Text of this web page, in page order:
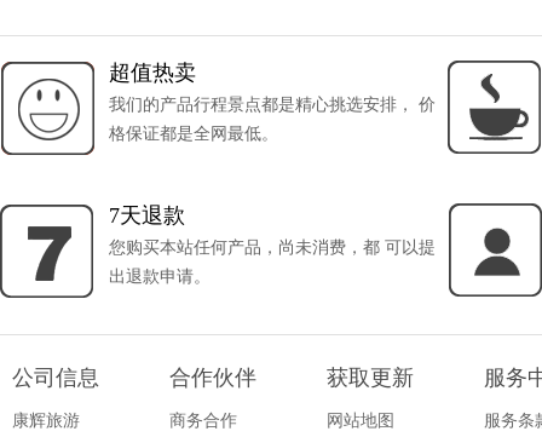
超值热卖
我们的产品行程景点都是精心挑选安排， 价
格保证都是全网最低。
7天退款
您购买本站任何产品，尚未消费，都 可以提
出退款申请。
公司信息
康辉旅游
合作伙伴
商务合作
获取更新
网站地图
服务
服务条